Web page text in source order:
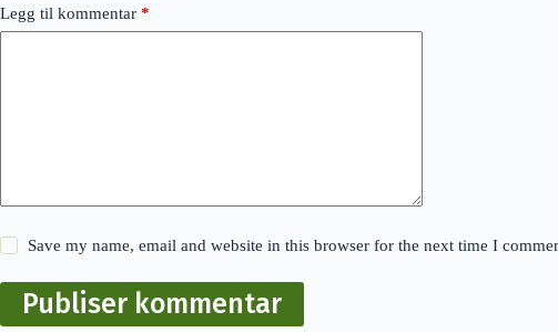
Legg til kommentar *
Save my name, email and website in this browser for the next time I
Publiser kommentar